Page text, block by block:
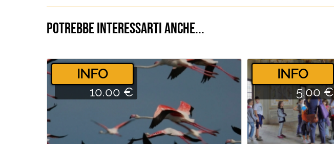
Potrebbe interessarti anche...
­INFO
10.00 €
­INFO
5.00 €